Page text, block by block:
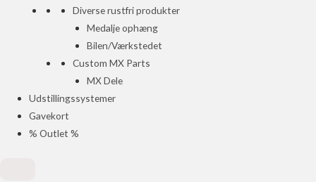
Diverse rustfri produkter
Medalje ophæng
Bilen/Værkstedet
Custom MX Parts
MX Dele
Udstillingssystemer
Gavekort
% Outlet %